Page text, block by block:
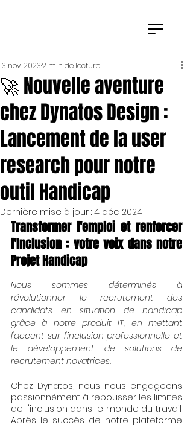
🚀 Nouvelle aventure
chez Dynatos Design :
Lancement de la user
research pour notre
outil Handicap
13 nov. 20232 min de lecture
Dernière mise à jour : 4 déc. 2024
Transformer l'emploi et renforcer
l'Inclusion : votre voix dans notre
Projet Handicap
Nous sommes déterminés à
révolutionner le recrutement des
candidats en situation de handicap
grâce à notre produit IT, en mettant
l'accent sur l'inclusion professionnelle et
le développement de solutions de
recrutement novatrices.
Chez Dynatos, nous nous engageons
passionnément à repousser les limites
de l'inclusion dans le monde du travail.
Après le succès de notre plateforme